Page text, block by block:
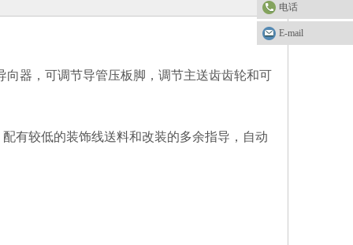
器，可调节导管压板脚，调节主送齿齿轮和可
有较低的装饰线送料和改装的多余指导，自动
电话
E-mail